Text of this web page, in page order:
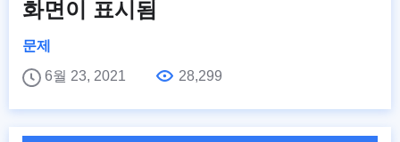
화면이 표시됨
문제
6월 23, 2021
28,299